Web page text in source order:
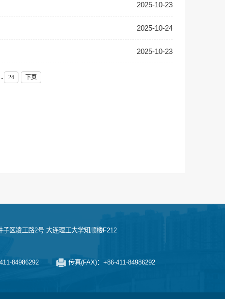
2025-10-23
2025-10-24
2025-10-23
24 下页
子区凌工路2号 大连理工大学知顺楼F212
84986292 传真(FAX)：+86-411-84986292